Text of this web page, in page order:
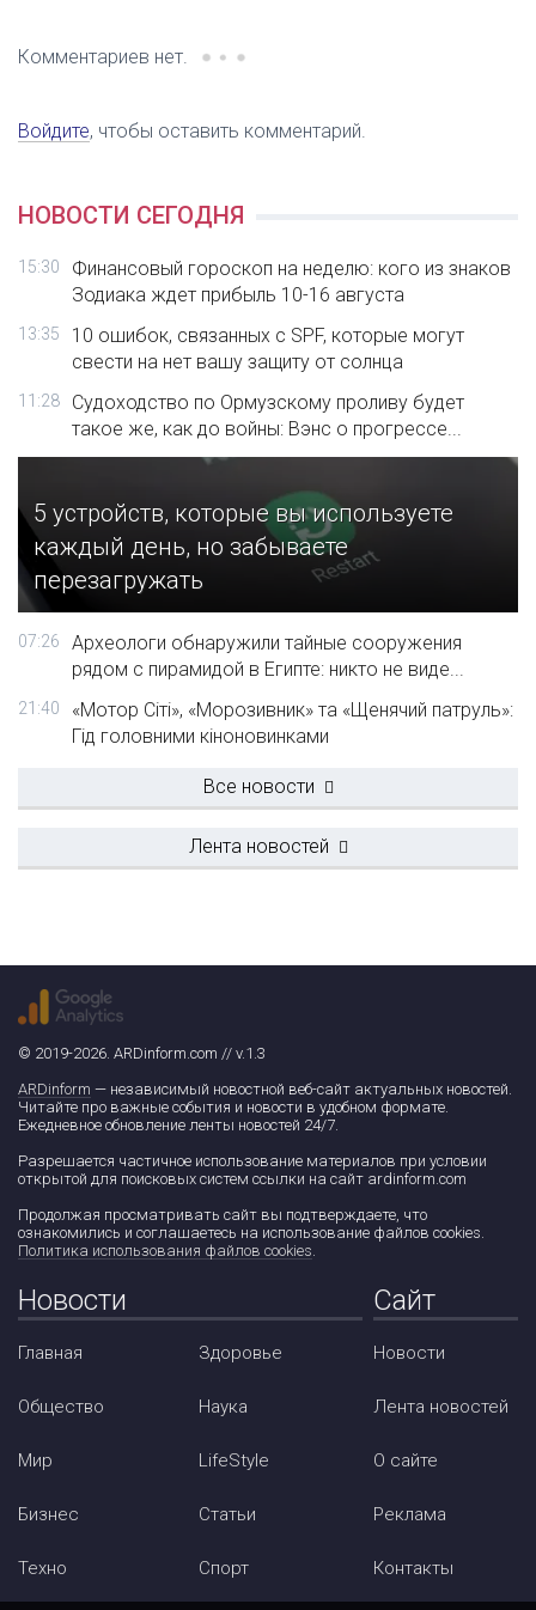
Комментариев нет.
Войдите, чтобы оставить комментарий.
НОВОСТИ СЕГОДНЯ
15:30
Финансовый гороскоп на неделю: кого из знаков
Зодиака ждет прибыль 10-16 августа
13:35
10 ошибок, связанных с SPF, которые могут
свести на нет вашу защиту от солнца
11:28
Судоходство по Ормузскому проливу будет
такое же, как до войны: Вэнс о прогрессе...
5 устройств, которые вы используете
каждый день, но забываете
перезагружать
07:26
Археологи обнаружили тайные сооружения
рядом с пирамидой в Египте: никто не виде...
21:40
«Мотор Сіті», «Морозивник» та «Щенячий патруль»:
Гід головними кіноновинками
Все новости
Лента новостей
© 2019-2026. ARDinform.com // v.1.3
ARDinform — независимый новостной веб-сайт актуальных новостей.
Читайте про важные события и новости в удобном формате.
Ежедневное обновление ленты новостей 24/7.
Разрешается частичное использование материалов при условии
открытой для поисковых систем ссылки на сайт ardinform.com
Продолжая просматривать сайт вы подтверждаете, что
ознакомились и соглашаетесь на использование файлов cookies.
Политика использования файлов cookies.
Новости
Главная
Общество
Мир
Бизнес
Техно
Здоровье
Наука
LifeStyle
Статьи
Спорт
Сайт
Новости
Лента новостей
О сайте
Реклама
Контакты